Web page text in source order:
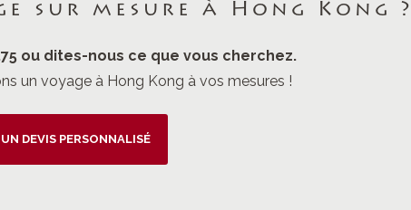
sur mesure à Hong Kong ?
ou dites-nous ce que vous cherchez.
un voyage à Hong Kong à vos mesures !
DEVIS PERSONNALISÉ